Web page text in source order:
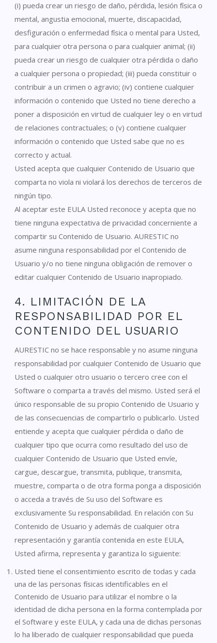
(i) pueda crear un riesgo de daño, pérdida, lesión física o
mental, angustia emocional, muerte, discapacidad,
desfiguración o enfermedad física o mental para Usted,
para cualquier otra persona o para cualquier animal; (ii)
pueda crear un riesgo de cualquier otra pérdida o daño
a cualquier persona o propiedad; (iii) pueda constituir o
contribuir a un crimen o agravio; (iv) contiene cualquier
información o contenido que Usted no tiene derecho a
poner a disposición en virtud de cualquier ley o en virtud
de relaciones contractuales; o (v) contiene cualquier
información o contenido que Usted sabe que no es
correcto y actual.
Usted acepta que cualquier Contenido de Usuario que
comparta no viola ni violará los derechos de terceros de
ningún tipo.
Al aceptar este EULA Usted reconoce y acepta que no
tiene ninguna expectativa de privacidad concerniente a
compartir su Contenido de Usuario. AURESTIC no
asume ninguna responsabilidad por el Contenido de
Usuario y/o no tiene ninguna obligación de remover o
editar cualquier Contenido de Usuario inapropiado.
4. LIMITACIÓN DE LA
RESPONSABILIDAD POR EL
CONTENIDO DEL USUARIO
AURESTIC no se hace responsable y no asume ninguna
responsabilidad por cualquier Contenido de Usuario que
Usted o cualquier otro usuario o tercero cree con el
Software o comparta a través del mismo. Usted será el
único responsable de su propio Contenido de Usuario y
de las consecuencias de compartirlo o publicarlo. Usted
entiende y acepta que cualquier pérdida o daño de
cualquier tipo que ocurra como resultado del uso de
cualquier Contenido de Usuario que Usted envíe,
cargue, descargue, transmita, publique, transmita,
muestre, comparta o de otra forma ponga a disposición
o acceda a través de Su uso del Software es
exclusivamente Su responsabilidad. En relación con Su
Contenido de Usuario y además de cualquier otra
representación y garantía contenida en este EULA,
Usted afirma, representa y garantiza lo siguiente:
Usted tiene el consentimiento escrito de todas y cada
una de las personas físicas identificables en el
Contenido de Usuario para utilizar el nombre o la
identidad de dicha persona en la forma contemplada por
el Software y este EULA, y cada una de dichas personas
lo ha liberado de cualquier responsabilidad que pueda